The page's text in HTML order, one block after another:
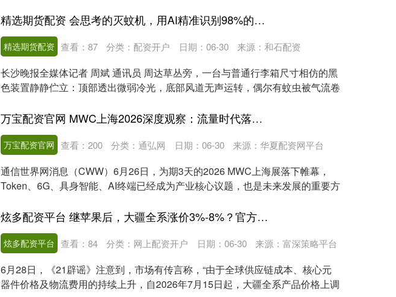
精选期货配资 会思考的灭蚊机，用AI精准识别98%的蚊虫｜AI尖兵长沙造
精选期货配资 日期：06-30 来源：和石配资
查看： 87 分类： 配资开户
长沙晚报全媒体记者 周斌 通讯员 周达草丛旁，一台与普通行李箱尺寸相仿的黑
色装置静静伫立：顶部透出微弱冷光，底部风道无声运转，偶尔有蚊虫被气流卷
万宝配资官网 MWC上海2026深度观察：流量时代落幕，从“卖连接”到“卖智能”
万宝配资官网 日期：06-30 来源：华夏配资网平台
查看： 200 分类： 通弘网
通信世界网消息（CWW）6月26日，为期3天的2026 MWC上海展落下帷幕，
Token、6G、具身智能、AI终端已经成为产业核心议题，也是未来发展的重要方
炫多配资平台 继苹果后，大疆全系涨价3%-8%？官方回应：纯属谣言
炫多配资平台 日期：06-30 来源：富深策略平台
查看： 84 分类： 网上配资开户
6月28日，《21辟谣》注意到，市场有传言称，“由于全球供应链成本、核心元
器件价格及物流费用的持续上升，自2026年7月15日起，大疆全系产品价格上调